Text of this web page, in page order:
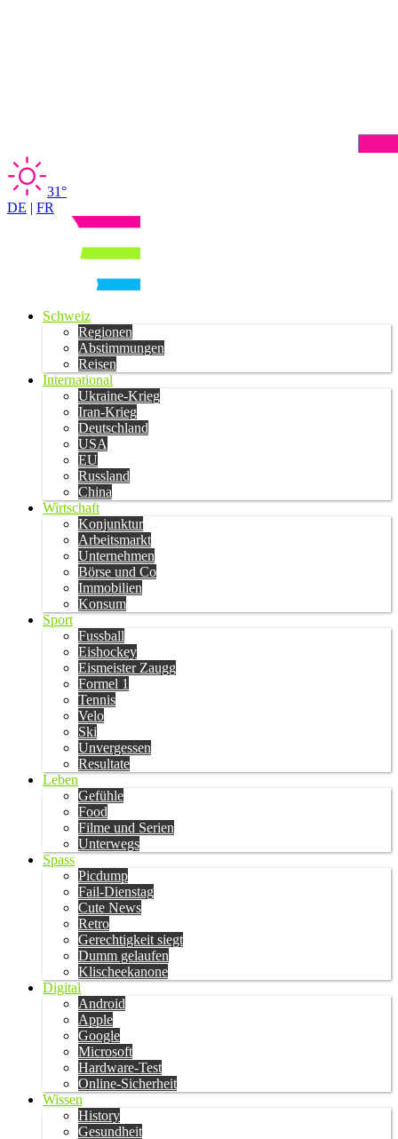
31°
DE | FR
Schweiz
Regionen
Abstimmungen
Reisen
International
Ukraine-Krieg
Iran-Krieg
Deutschland
USA
EU
Russland
China
Wirtschaft
Konjunktur
Arbeitsmarkt
Unternehmen
Börse und Co
Immobilien
Konsum
Sport
Fussball
Eishockey
Eismeister Zaugg
Formel 1
Tennis
Velo
Ski
Unvergessen
Resultate
Leben
Gefühle
Food
Filme und Serien
Unterwegs
Spass
Picdump
Fail-Dienstag
Cute News
Retro
Gerechtigkeit siegt
Dumm gelaufen
Klischeekanone
Digital
Android
Apple
Google
Microsoft
Hardware-Test
Online-Sicherheit
Wissen
History
Gesundheit